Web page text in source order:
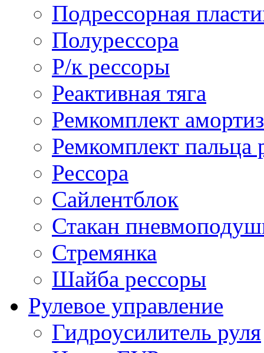
Подрессорная
Полурессора
Р/к рессоры
Реактивная тяга
Ремкомплект
Ремкомплект пальца
Рессора
Сайлентблок
Стакан
Стремянка
Шайба рессоры
Рулевое управление
Гидроусилитель руля